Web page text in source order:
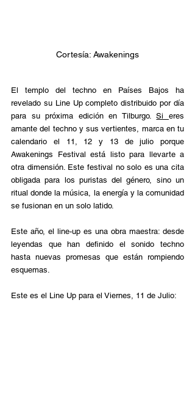
Cortesía: Awakenings
El templo del techno en Países Bajos ha
revelado su Line Up completo distribuido por día
para su próxima edición en Tilburgo. Si eres
amante del techno y sus vertientes, marca en tu
calendario el 11, 12 y 13 de julio porque
Awakenings Festival está listo para llevarte a
otra dimensión. Este festival no solo es una cita
obligada para los puristas del género, sino un
ritual donde la música, la energía y la comunidad
se fusionan en un solo latido.
Este año, el line-up es una obra maestra: desde
leyendas que han definido el sonido techno
hasta nuevas promesas que están rompiendo
esquemas.
Este es el Line Up para el Viernes, 11 de Julio: